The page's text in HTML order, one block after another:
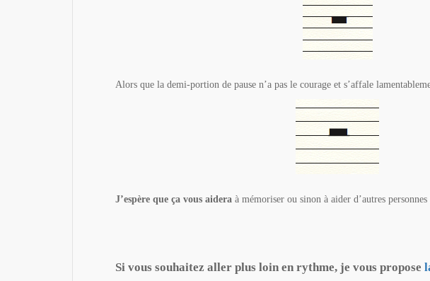
Alors que la demi-portion de pause n’a pas le courage et s’affale
J’espère que ça vous aidera à mémoriser ou sinon à aider d’autres
Si vous souhaitez aller plus loin en rythme, je vous propose